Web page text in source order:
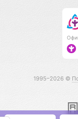
1995–2026 ©